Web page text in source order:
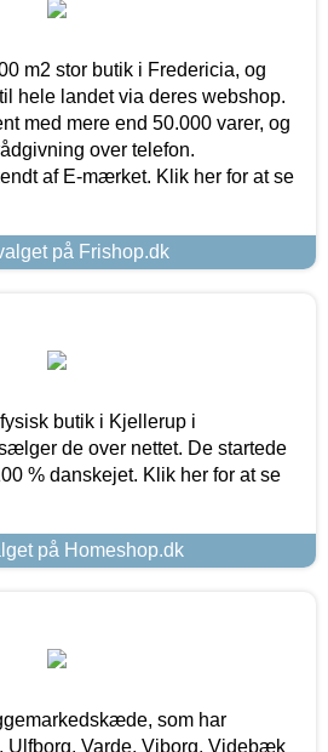
m2 stor butik i Fredericia, og
hele landet via deres webshop.
med mere end 50.000 varer, og
over telefon.
af E-mærket. Klik her for at se
på Frishop.dk
butik i Kjellerup i
de over nettet. De startede
% danskejet. Klik her for at se
på Homeshop.dk
som har
Ulfborg, Varde, Viborg, Videbæk